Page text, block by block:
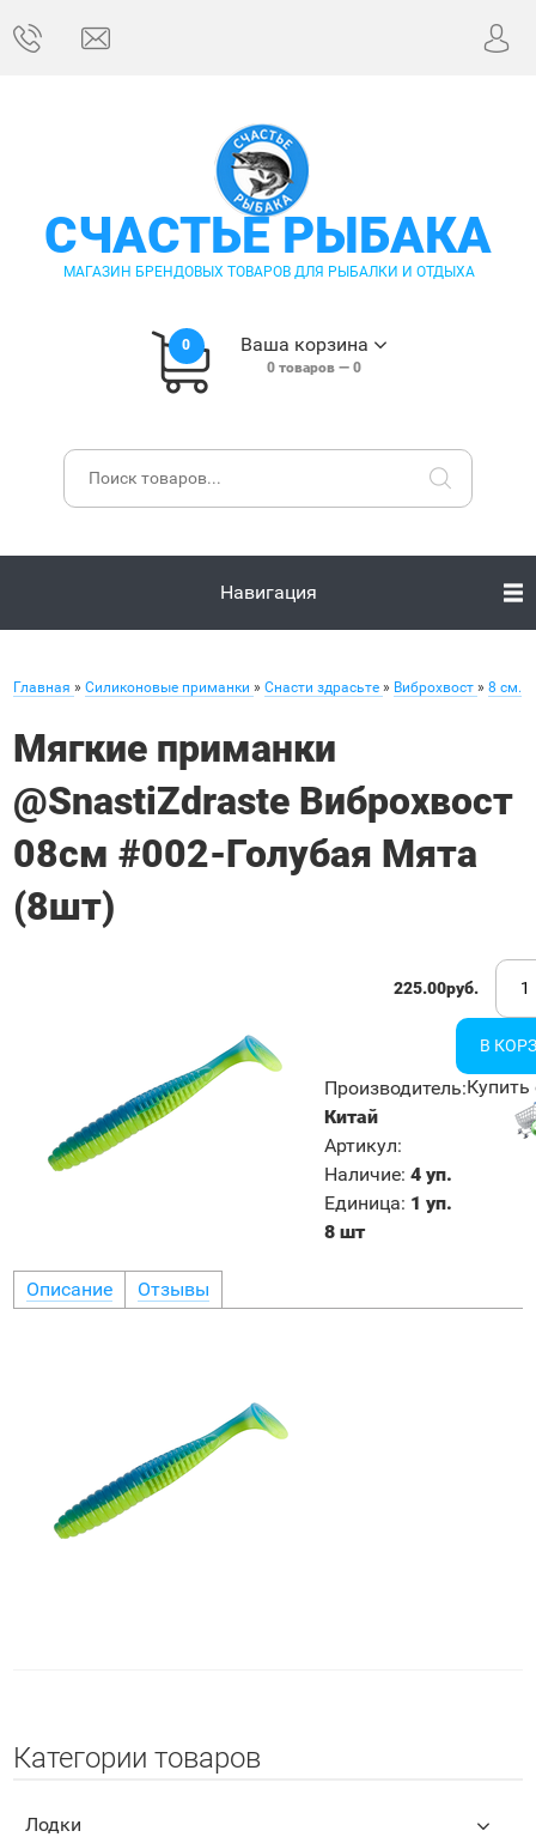
СЧАСТЬЕ РЫБАКА
МАГАЗИН БРЕНДОВЫХ ТОВАРОВ ДЛЯ РЫБАЛКИ И ОТДЫХА
0 Ваша корзина
0товаров — 0
Навигация
Главная » Силиконовые приманки » Снасти здрасьте » Виброхвост » 8 см.
Мягкие приманки
@SnastiZdraste Виброхвост
08см #002-Голубая Мята
(8шт)
225.00руб.
Производитель:
Китай
Артикул:
Наличие: 4 уп.
Единица: 1 уп.
8 шт
Купить
Описание Отзывы
Категории товаров
Лодки